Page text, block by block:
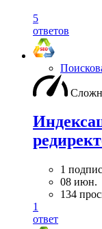
5
ответов
1
08 июн.
134
1
ответ